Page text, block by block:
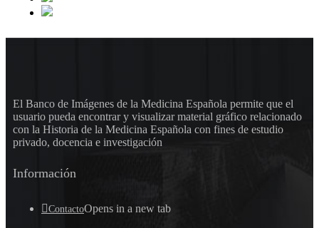
El Banco de Imágenes de la Medicina Española permite que el
usuario pueda encontrar y visualizar material gráfico relacionado
con la Historia de la Medicina Española con fines de estudio
privado, docencia e investigación
Información
ContactoOpens in a new tab